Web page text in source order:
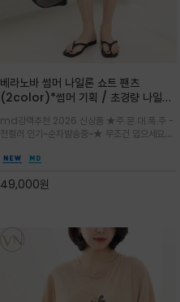
베라노바 썸머 나일론 쇼트 팬츠
(2color)*썸머 기획 / 초경량 나일론
가벼운 아이템 / 여행 / 일상 / 운동 모
두 가능한 아이템
md강력추천 2026 신상품 ★주.문.대.폭.주 -
전컬러 인기~순차발송중~★ 무조건 입으세요~~
입니다^^가볍고 드라이한 터치감의 나일론 소
룩, 모임룩, 데일리룩까지 다양하게
49,000원